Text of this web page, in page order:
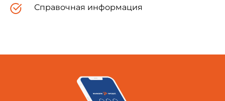
Справочная информация